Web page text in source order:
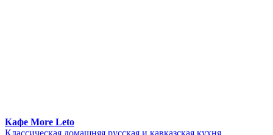
Кафе More Leto
Классическая домашняя русская и кавказская кухня...